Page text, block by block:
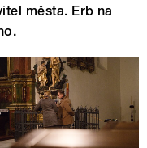
města. Erb na